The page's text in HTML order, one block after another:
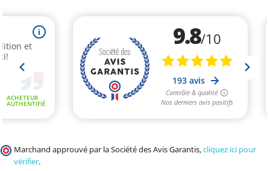
Marchand approuvé par la Société des Avis Garantis,cliquez ici pour
vérifier.